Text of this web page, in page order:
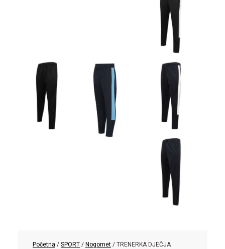
Početna / SPORT / Nogomet / TRENERKA DJEČJA